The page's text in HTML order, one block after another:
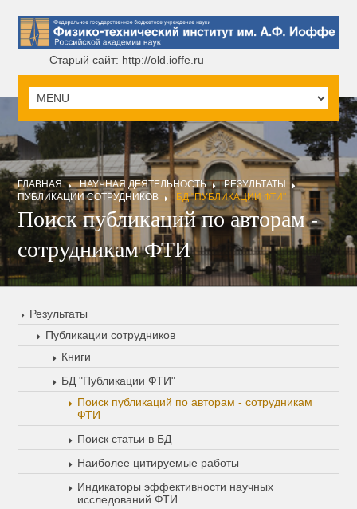
Старый сайт: http://old.ioffe.ru
ГЛАВНАЯ НАУЧНАЯ ДЕЯТЕЛЬНОСТЬ
РЕЗУЛЬТАТЫ
ПУБЛИКАЦИИ СОТРУДНИКОВ
БД "ПУБЛИКАЦИИ ФТИ"
Поиск публикаций по авторам -
сотрудникам ФТИ
Результаты
Публикации сотрудников
Книги
БД "Публикации ФТИ"
Поиск публикаций по авторам - сотрудникам
ФТИ
Поиск статьи в БД
Наиболее цитируемые работы
Индикаторы эффективности научных
исследований ФТИ